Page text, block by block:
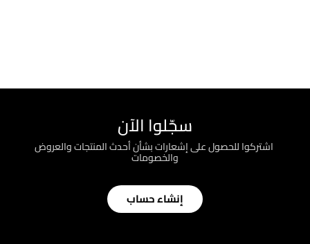
سجّلوا الآن
؜ اشتركوا للحصول على إشعارات بشأن أحدث المنتجات والعروض
والخصومات
إنشاء حساب